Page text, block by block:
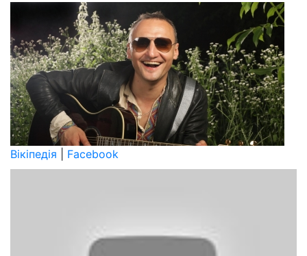
Вікіпедія Facebook